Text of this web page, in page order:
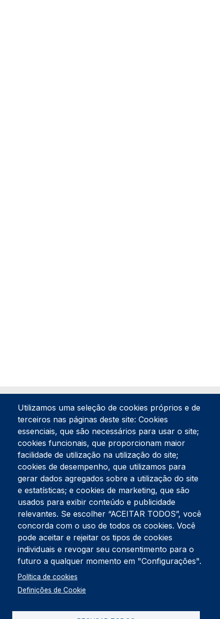
Tel:234 390 100Fax:234 390 100
Endereço Postal
Apartado 42
Rua Gil Eanes 31
3834-908 Gafanha da Nazaré
Estúdios
Rua Prior Guerra
Edifício do Centro Cultural da Gafanha da Nazaré
3830-556 Gafanha da Nazaré
Rodapé
Cookies
Política de Privacidade
Utilizamos uma seleção de cookies próprios e de
terceiros nas páginas deste site: Cookies
essenciais, que são necessários para usar o site;
cookies funcionais, que proporcionam maior
facilidade de utilização na utilização do site;
cookies de desempenho, que utilizamos para
gerar dados agregados sobre a utilização do site
e estatísticas; e cookies de marketing, que são
usados para exibir conteúdo e publicidade
relevantes. Se escolher “ACEITAR TODOS”, você
concorda com o uso de todos os cookies. Você
pode aceitar e rejeitar os tipos de cookies
individuais e revogar seu consentimento para o
futuro a qualquer momento em "Configurações".
Política de cookies
Definições de Cookie